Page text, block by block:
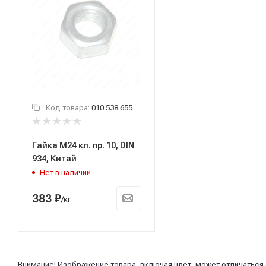
Код товара: 010.538.655
Гайка М24 кл. пр. 10, DIN
934, Китай
Нет в наличии
383 ₽/кг